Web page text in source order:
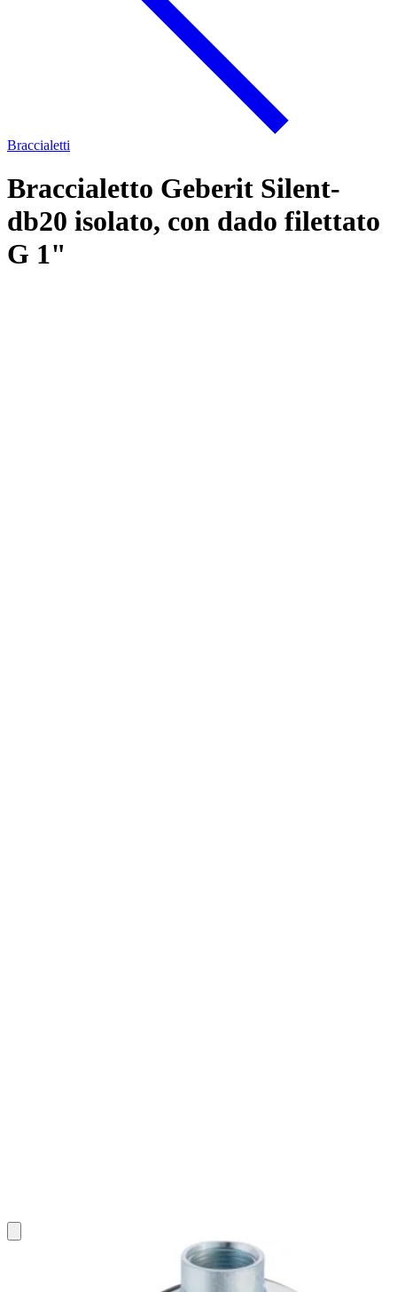
Braccialetti
Braccialetto Geberit Silent-
db20 isolato, con dado filettato
G 1"